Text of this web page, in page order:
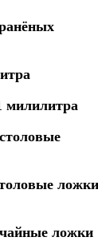
милилитра
ложки
ложки